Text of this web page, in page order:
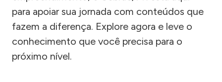
para apoiar sua jornada com conteúdos que
fazem a diferença. Explore agora e leve o
conhecimento que você precisa para o
próximo nível.